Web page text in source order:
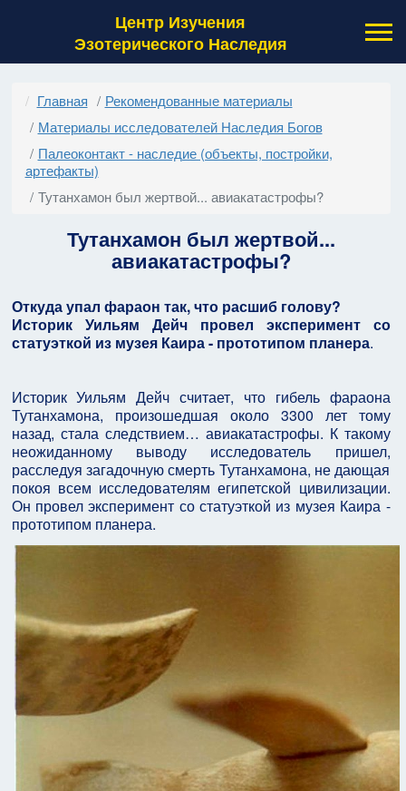
Центр Изучения
Эзотерического Наследия
Главная
Рекомендованные материалы
Материалы исследователей Наследия Богов
Палеоконтакт - наследие (объекты, постройки,
артефакты)
Тутанхамон был жертвой... авиакатастрофы?
Тутанхамон был жертвой...
авиакатастрофы?
Откуда упал фараон так, что расшиб голову?
Историк Уильям Дейч провел эксперимент со
статуэткой из музея Каира - прототипом планера.
Историк Уильям Дейч считает, что гибель фараона
Тутанхамона, произошедшая около 3300 лет тому
назад, стала следствием… авиакатастрофы. К такому
неожиданному выводу исследователь пришел,
расследуя загадочную смерть Тутанхамона, не дающая
покоя всем исследователям египетской цивилизации.
Он провел эксперимент со статуэткой из музея Каира -
прототипом планера.